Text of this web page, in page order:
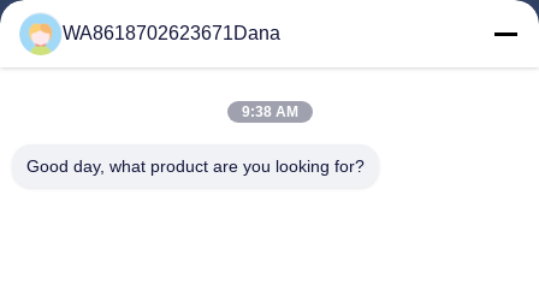
Zu Hause
Produkte
Werksbesichtigung
WA8618702623671Dana
9:38 AM
Good day, what product are you looking for?